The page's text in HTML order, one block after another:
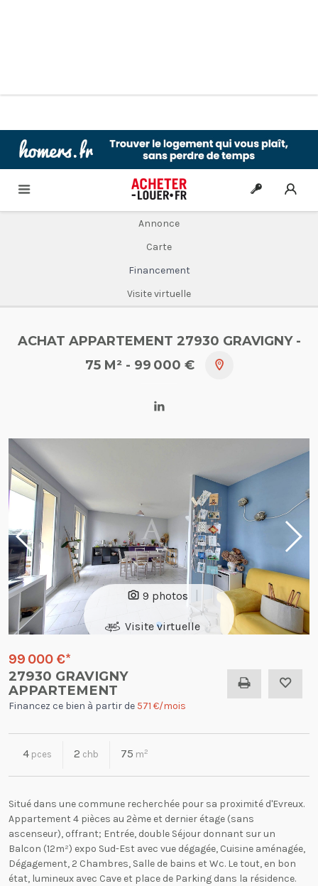
Annonce
Carte
Financement
Visite virtuelle
ACHAT APPARTEMENT 27930 GRAVIGNY -
75 M²- 99 000 €
9 photos |
Visite virtuelle
99 000 €*
27930 GRAVIGNY
APPARTEMENT
Financez ce bien à partir de 571 €/mois
4 pces 2 chb 75 m2
Situé dans une commune recherchée pour sa proximité d'Evreux.
Appartement 4 pièces au 2ème et dernier étage (sans
ascenseur), offrant; Entrée, double Séjour donnant sur un
Balcon (12m²) expo Sud-Est avec vue dégagée, Cuisine aménagée,
Dégagement, 2 Chambres, Salle de bains et Wc. Le tout, en bon
état, lumineux avec Cave et place de Parking dans la résidence.